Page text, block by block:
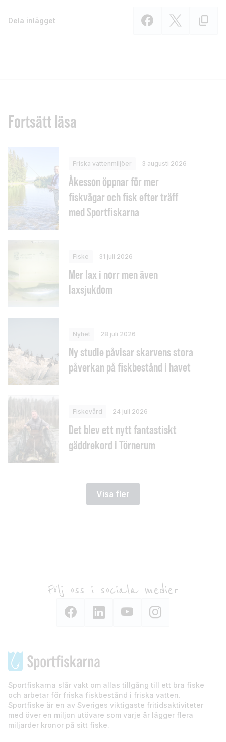
Dela inlägget
Fortsätt läsa
Friska vattenmiljöer 3 augusti 2026
Åkesson öppnar för mer
fiskvägar och fisk efter träff
med Sportfiskarna
Fiske 31 juli 2026
Mer lax i norr men även
laxsjukdom
Nyhet 28 juli 2026
Ny studie påvisar skarvens stora
påverkan på fiskbestånd i havet
Fiskevård 24 juli 2026
Det blev ett nytt fantastiskt
gäddrekord i Törnerum
Visa fler
Följ oss i sociala medier
Sportfiskarna slår vakt om allas tillgång till ett bra fiske
och arbetar för friska fiskbestånd i friska vatten.
Sportfiske är en av Sveriges viktigaste fritidsaktiviteter
med över en miljon utövare som varje år lägger flera
miljarder kronor på sitt fiske.